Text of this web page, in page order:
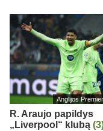
Anglijos
R. Araujo papildys
„Liverpool“ klubą